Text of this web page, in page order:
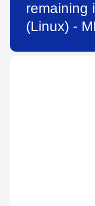
remaining
(Linux) -